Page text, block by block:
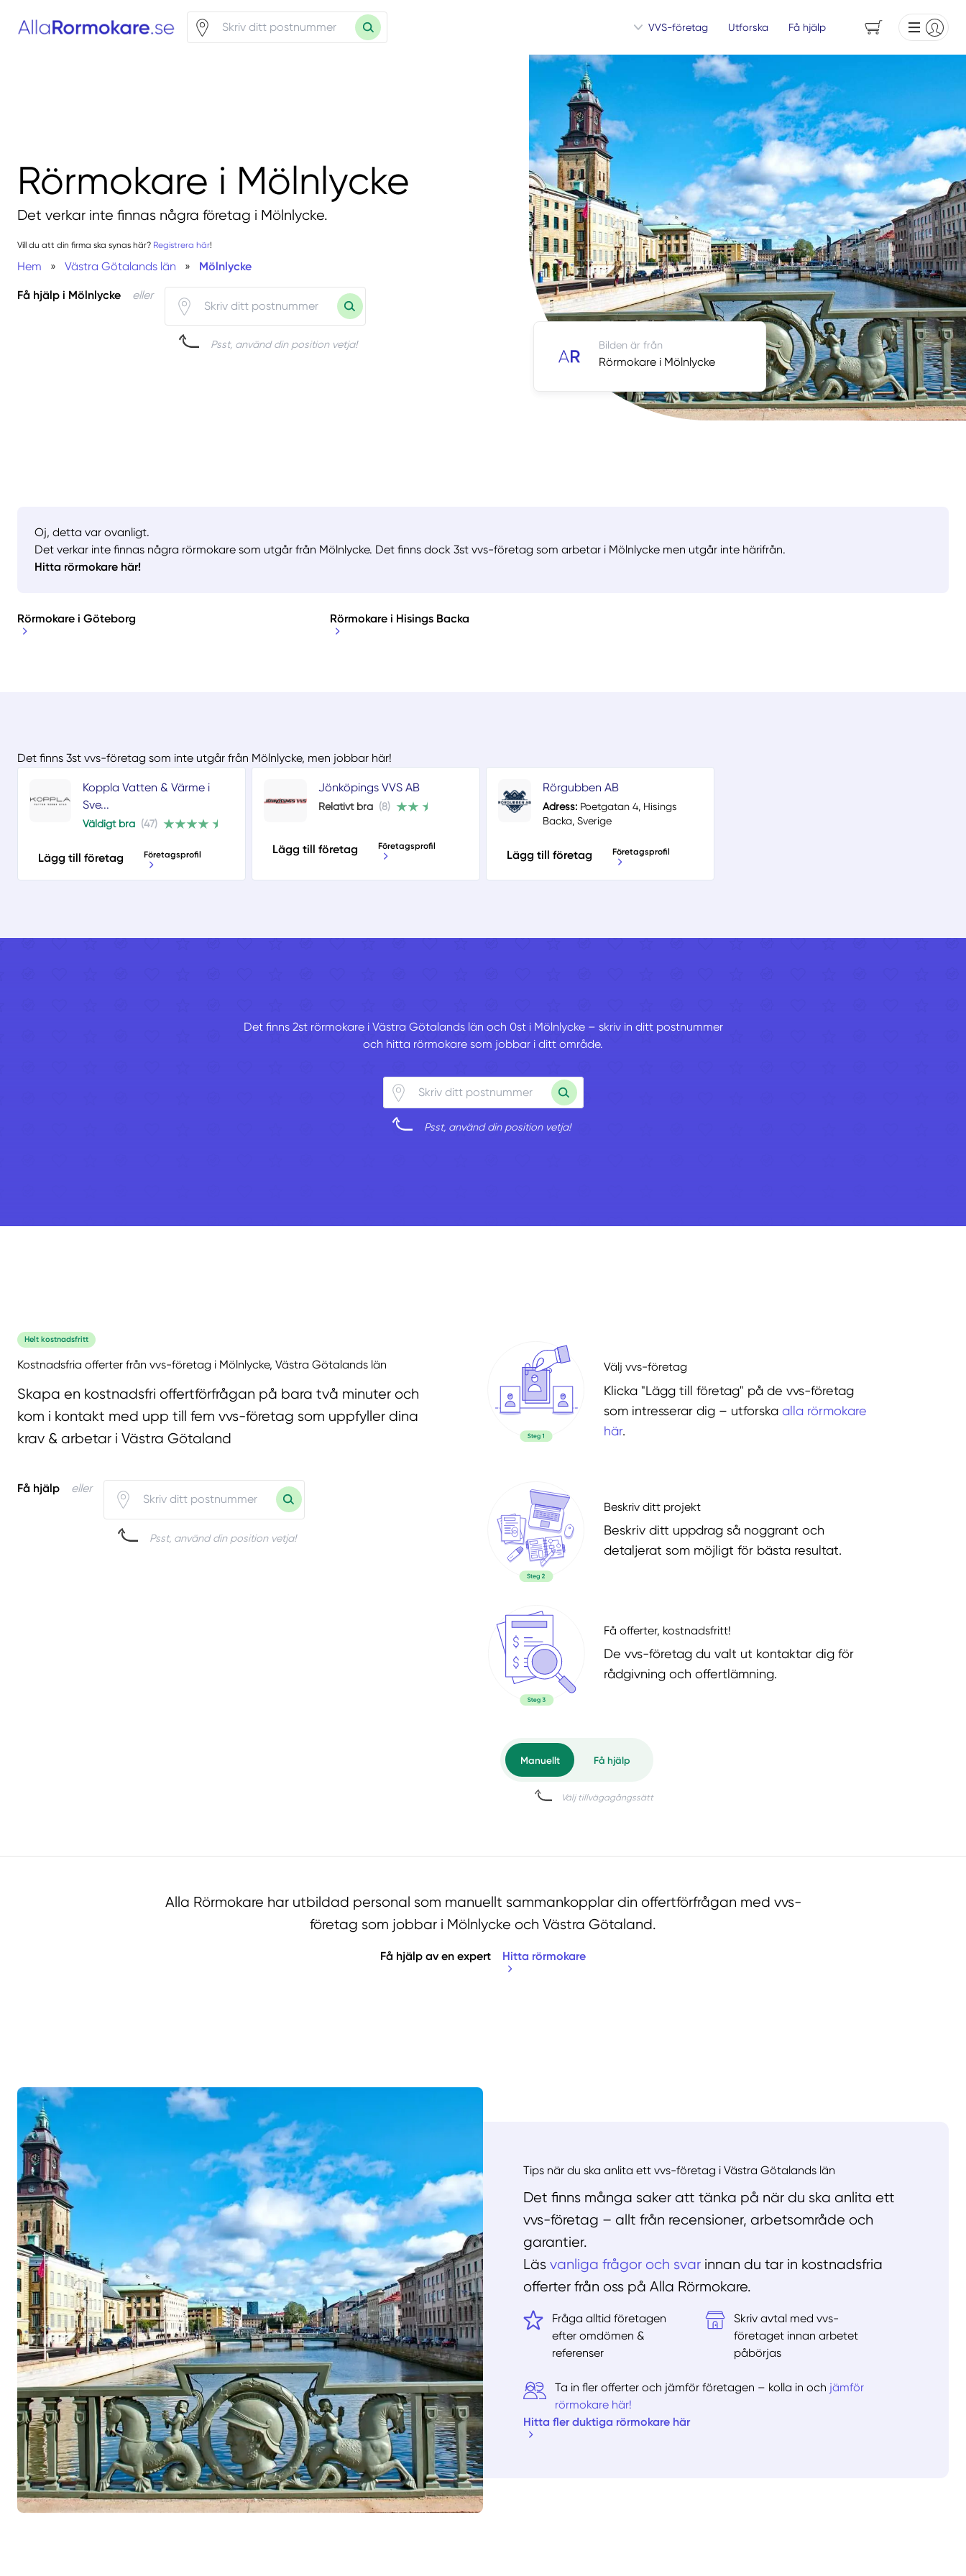
VVS-företag Utforska Få hjälp
Rörmokare i Mölnlycke
Det verkar inte finnas några företag i Mölnlycke.
Vill du att din firma ska synas här? Registrera här!
Hem » Västra Götalands län » Mölnlycke
Få hjälp i Mölnlycke eller
Psst, använd din position vetja! Bilden är från
Rörmokare i Mölnlycke
Oj, detta var ovanligt.
Det verkar inte finnas några rörmokare som utgår från Mölnlycke. Det finns dock 3st vvs-företag som arbetar i Mölnlycke men utgår inte härifrån.
Hitta rörmokare här!
Rörmokare i Göteborg Rörmokare i Hisings Backa
Det finns 3st vvs-företag som inte utgår från Mölnlycke, men jobbar här!
Koppla Vatten & Värme i
Sve...
Väldigt bra (47)
Lägg till företag Företagsprofil
Jönköpings VVS AB
Relativt bra (8)
Lägg till företag Företagsprofil
Rörgubben AB
Adress: Poetgatan 4, Hisings
Backa, Sverige
Lägg till företag Företagsprofil
Det finns 2st rörmokare i Västra Götalands län och 0st i Mölnlycke – skriv in ditt postnummer
och hitta rörmokare som jobbar i ditt område.
Psst, använd din position vetja!
Helt kostnadsfritt
Kostnadsfria offerter från vvs-företag i Mölnlycke, Västra Götalands län
Skapa en kostnadsfri offertförfrågan på bara två minuter och
kom i kontakt med upp till fem vvs-företag som uppfyller dina
krav & arbetar i Västra Götaland
Få hjälp eller
Psst, använd din position vetja!
Välj vvs-företag
Klicka "Lägg till företag" på de vvs-företag
som intresserar dig – utforska alla rörmokare
här.
Beskriv ditt projekt
Beskriv ditt uppdrag så noggrant och
detaljerat som möjligt för bästa resultat.
Få offerter, kostnadsfritt!
De vvs-företag du valt ut kontaktar dig för
rådgivning och offertlämning.
Alla Rörmokare har utbildad personal som manuellt sammankopplar din offertförfrågan med vvs-
företag som jobbar i Mölnlycke och Västra Götaland.
Få hjälp av en expert Hitta rörmokare
Tips när du ska anlita ett vvs-företag i Västra Götalands län
Det finns många saker att tänka på när du ska anlita ett
vvs-företag – allt från recensioner, arbetsområde och
garantier.
Läs vanliga frågor och svar innan du tar in kostnadsfria
offerter från oss på Alla Rörmokare.
Fråga alltid företagen
efter omdömen &
referenser
Skriv avtal med vvs-
företaget innan arbetet
påbörjas
Ta in fler offerter och jämför företagen – kolla in och jämför
rörmokare här!
Hitta fler duktiga rörmokare här